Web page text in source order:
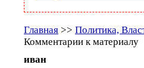
Главная >> Политика,
Комментарии к материалу
иван